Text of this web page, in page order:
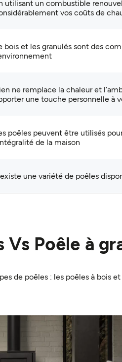
Profitez d'une chaleur
flammes réalistes, grâce à
Notre
installer
utilisant un combustible
vos coûts de
bois et les granulés sont des
ne remplace la chaleur et
une touche personnelle à
poêles peuvent être utilisés
de la maison
une variété de poêles
Vs Poêle à
de poêles : les poêles à bois